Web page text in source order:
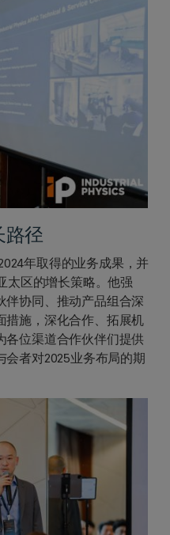
路径
年取得的业务成果，并
太区的增长策略。他强
伴协同、推动产品组合深
措施，深化合作、拓展机
各位渠道合作伙伴们提供
者对2025业务布局的期